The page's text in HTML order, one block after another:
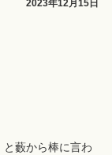
2023年12月15日
と藪から棒に言わ